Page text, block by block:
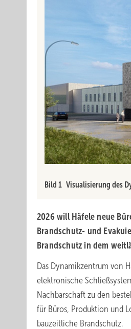
Bild 1 Visualisierung des
2026 will Häfele neue
Brandschutz- und
Brandschutz in dem
Das Dynamikzentrum von
elektronische
Nachbarschaft zu den
für Büros, Produktion und
bauzeitliche Brandschutz.